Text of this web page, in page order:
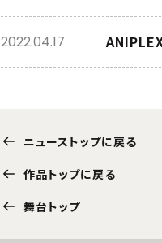
2022.04.17
ニューストップに戻る
作品トップに戻る
舞台トップ